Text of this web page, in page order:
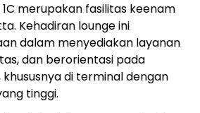
merupakan fasilitas keenam
Kehadiran lounge ini
dalam menyediakan layanan
dan berorientasi pada
di terminal dengan
tinggi.